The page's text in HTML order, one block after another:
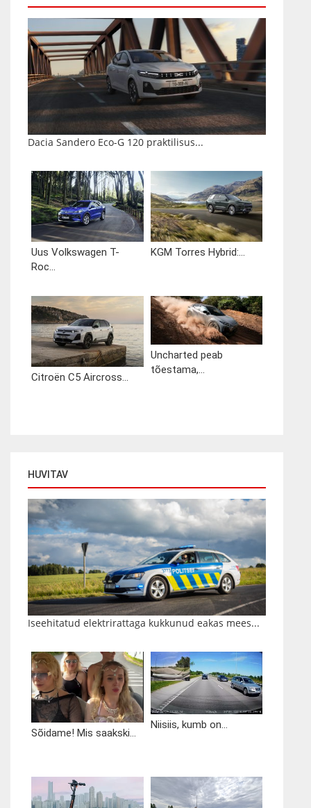
Dacia Sandero Eco-G 120 praktilisus...
Uus Volkswagen T-
Roc...
KGM Torres Hybrid:...
Citroën C5 Aircross...
Uncharted peab
tõestama,...
HUVITAV
Iseehitatud elektrirattaga kukkunud eakas mees...
Sõidame! Mis saakski...
Niisiis, kumb on...